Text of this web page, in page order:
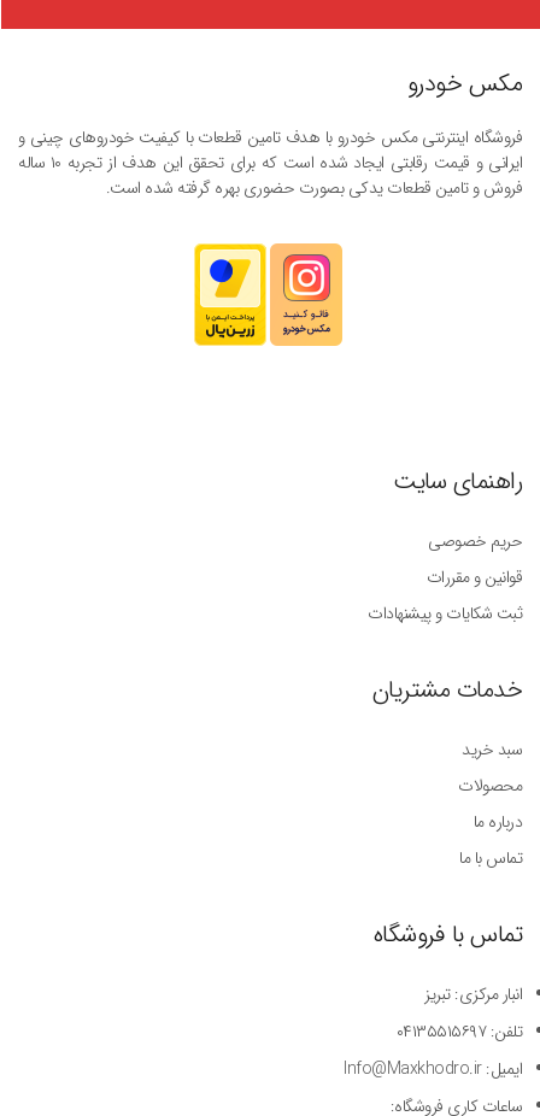
مکس خودرو
فروشگاه اینترنتی مکس خودرو با هدف تامین قطعات با کیفیت خودروهای چینی و
ایرانی و قیمت رقابتی ایجاد شده است که برای تحقق این هدف از تجربه ۱۰ ساله
فروش و تامین قطعات یدکی بصورت حضوری بهره گرفته شده است.
راهنمای سایت
حریم خصوصی
قوانین و مقررات
ثبت شکایات و پیشنهادات
خدمات مشتریان
سبد خرید
محصولات
درباره ما
تماس با ما
تماس با فروشگاه
انبار مرکزی: تبریز
تلفن: ۰۴۱۳۵۵۱۵۶۹۷
ایمیل: Info@Maxkhodro.ir
ساعات کاری فروشگاه: